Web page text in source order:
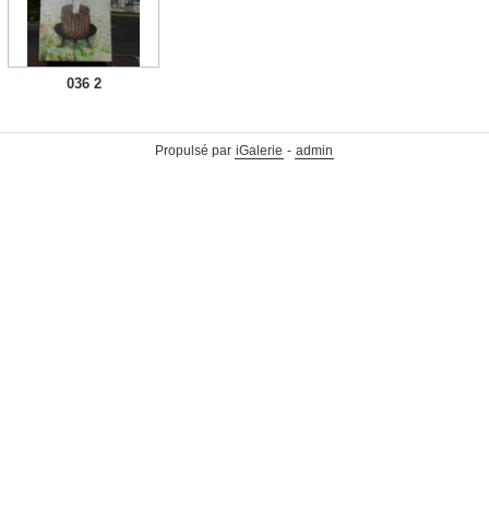
036 2
Propulsé par iGalerie - admin